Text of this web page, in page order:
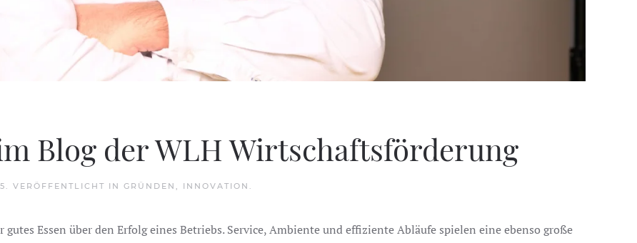
Blog der WLH Wirtschaftsförderung
. VERÖFFENTLICHT IN GRÜNDEN , INNOVATION .
Essen über den Erfolg eines Betriebs. Service, Ambiente und effiziente Abläufe spielen eine ebenso große